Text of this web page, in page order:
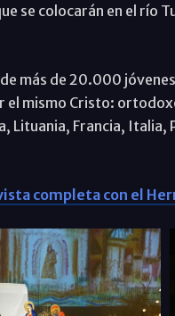
se colocarán en el río
más de 20.000
el mismo Cristo:
Lituania, Francia,
completa con el